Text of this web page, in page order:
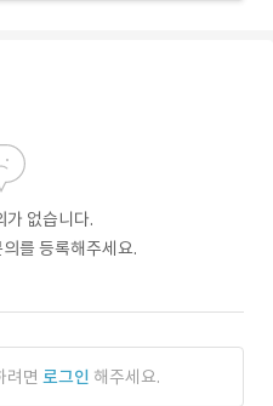
가 없습니다.
를 등록해주세요.
려면 로그인 해주세요.